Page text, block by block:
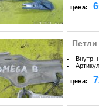
цена:
Петли
Внутр.
Артикул
цена: